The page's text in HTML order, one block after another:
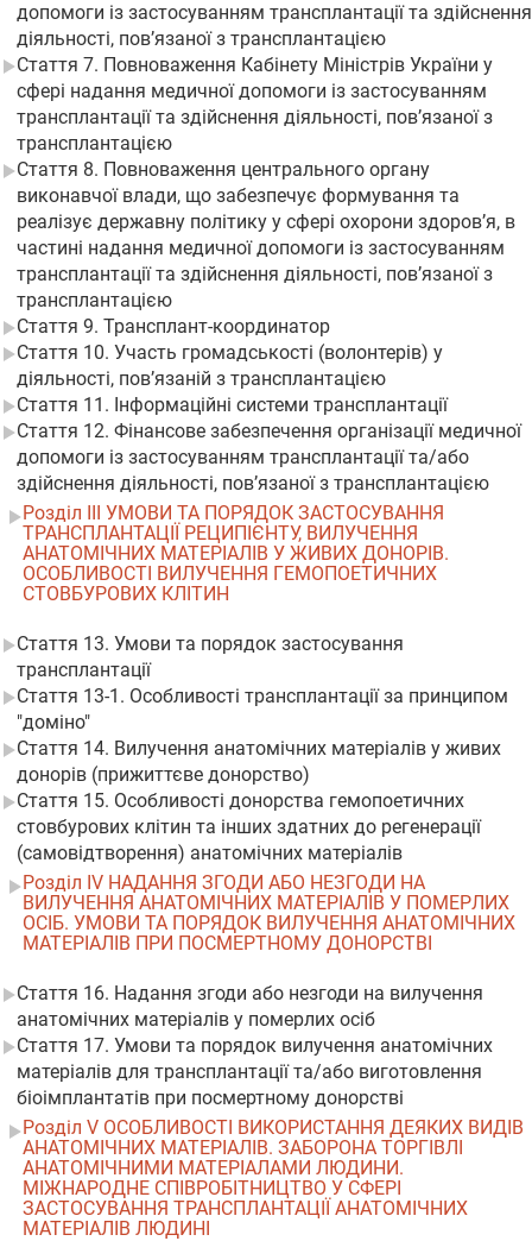
допомоги із застосуванням трансплантації та здійснення
діяльності, пов’язаної з трансплантацією
Стаття 7. Повноваження Кабінету Міністрів України у
сфері надання медичної допомоги із застосуванням
трансплантації та здійснення діяльності, пов’язаної з
трансплантацією
Стаття 8. Повноваження центрального органу
виконавчої влади, що забезпечує формування та
реалізує державну політику у сфері охорони здоров’я, в
частині надання медичної допомоги із застосуванням
трансплантації та здійснення діяльності, пов’язаної з
трансплантацією
Стаття 9. Трансплант-координатор
Стаття 10. Участь громадськості (волонтерів) у
діяльності, пов’язаній з трансплантацією
Стаття 11. Інформаційні системи трансплантації
Стаття 12. Фінансове забезпечення організації медичної
допомоги із застосуванням трансплантації та/або
здійснення діяльності, пов’язаної з трансплантацією
Розділ III УМОВИ ТА ПОРЯДОК ЗАСТОСУВАННЯ
ТРАНСПЛАНТАЦІЇ РЕЦИПІЄНТУ, ВИЛУЧЕННЯ
АНАТОМІЧНИХ МАТЕРІАЛІВ У ЖИВИХ ДОНОРІВ.
ОСОБЛИВОСТІ ВИЛУЧЕННЯ ГЕМОПОЕТИЧНИХ
СТОВБУРОВИХ КЛІТИН
Стаття 13. Умови та порядок застосування
трансплантації
Стаття 13-1. Особливості трансплантації за принципом
"доміно"
Стаття 14. Вилучення анатомічних матеріалів у живих
донорів (прижиттєве донорство)
Стаття 15. Особливості донорства гемопоетичних
стовбурових клітин та інших здатних до регенерації
(самовідтворення) анатомічних матеріалів
Розділ IV НАДАННЯ ЗГОДИ АБО НЕЗГОДИ НА
ВИЛУЧЕННЯ АНАТОМІЧНИХ МАТЕРІАЛІВ У ПОМЕРЛИХ
ОСІБ. УМОВИ ТА ПОРЯДОК ВИЛУЧЕННЯ АНАТОМІЧНИХ
МАТЕРІАЛІВ ПРИ ПОСМЕРТНОМУ ДОНОРСТВІ
Стаття 16. Надання згоди або незгоди на вилучення
анатомічних матеріалів у померлих осіб
Стаття 17. Умови та порядок вилучення анатомічних
матеріалів для трансплантації та/або виготовлення
біоімплантатів при посмертному донорстві
Розділ V ОСОБЛИВОСТІ ВИКОРИСТАННЯ ДЕЯКИХ ВИДІВ
АНАТОМІЧНИХ МАТЕРІАЛІВ. ЗАБОРОНА ТОРГІВЛІ
АНАТОМІЧНИМИ МАТЕРІАЛАМИ ЛЮДИНИ.
МІЖНАРОДНЕ СПІВРОБІТНИЦТВО У СФЕРІ
ЗАСТОСУВАННЯ ТРАНСПЛАНТАЦІЇ АНАТОМІЧНИХ
МАТЕРІАЛІВ ЛЮДИНІ